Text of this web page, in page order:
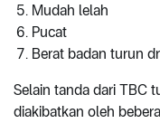
Mudah lelah
Pucat
Berat badan turun
Selain tanda dari TBC
diakibatkan oleh